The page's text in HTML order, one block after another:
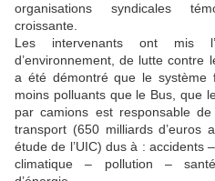
organisations syndicales
croissante.
Les intervenants ont mis
d’environnement, de lutte contre
a été démontré que le système
moins polluants que le Bus, que
par camions est responsable
transport (650 milliards d’euros
étude de l’UIC) dus à : accidents
climatique – pollution –